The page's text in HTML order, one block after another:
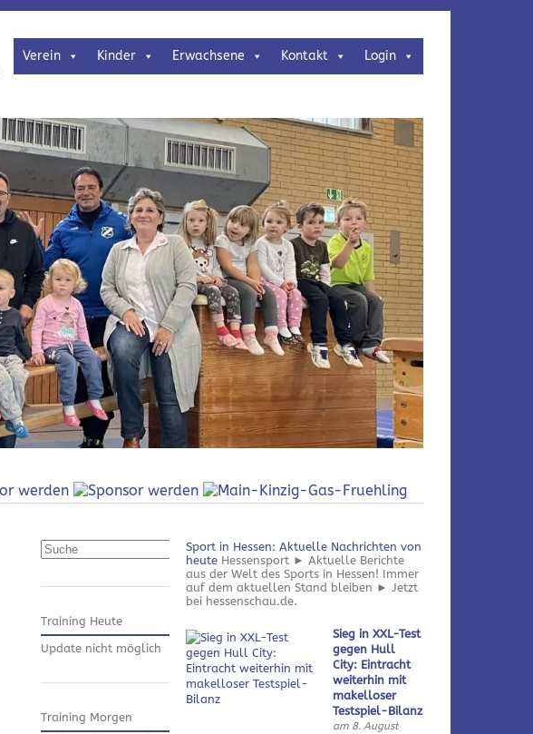
Verein Kinder Erwachsene Kontakt Login
Suchen
Training Heute
Update nicht möglich
Training Morgen
Sport in Hessen: Aktuelle Nachrichten von
heute Hessensport ► Aktuelle Berichte
aus der Welt des Sports in Hessen! Immer
auf dem aktuellen Stand bleiben ► Jetzt
bei hessenschau.de.
Sieg in XXL-Test
gegen Hull
City: Eintracht
weiterhin mit
makelloser
Testspiel-Bilanz
am 8. August